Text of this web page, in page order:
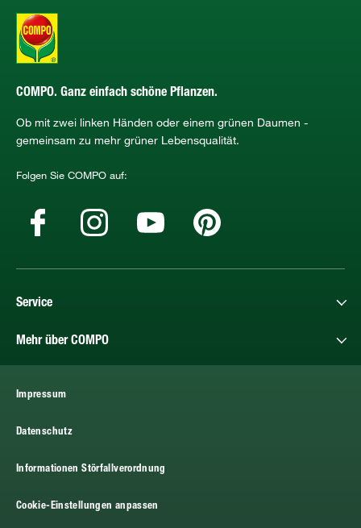
COMPO. Ganz einfach schöne Pflanzen.
Ob mit zwei linken Händen oder einem grünen Daumen -
gemeinsam zu mehr grüner Lebensqualität.
Folgen Sie COMPO auf:
Service
Mehr über COMPO
Impressum
Datenschutz
Informationen Störfallverordnung
Cookie-Einstellungen anpassen